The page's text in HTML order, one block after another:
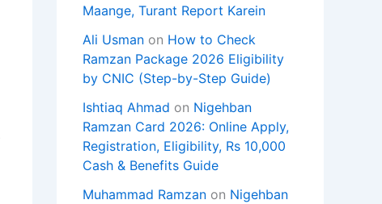
Maange, Turant Report Karein
Ali Usman on How to Check
Ramzan Package 2026 Eligibility
by CNIC (Step-by-Step Guide)
Ishtiaq Ahmad on Nigehban
Ramzan Card 2026: Online Apply,
Registration, Eligibility, Rs 10,000
Cash & Benefits Guide
Muhammad Ramzan on Nigehban